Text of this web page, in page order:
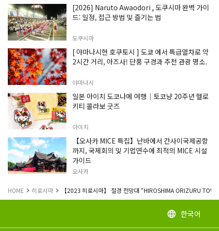
[2026] Naruto Awaodori , 도쿠시마 완벽 가이
드: 일정, 접근 방법 및 즐기는 법
도쿠시마
[ 야마나시현 호쿠토시 ] 도쿄 에서 특급열차로 약
2시간 거리, 아즈사! 단풍 구경과 추천 관광 명소.
야마나시
일본 아이치 도코나메 여행｜토코냥 20주년 헬로
키티 콜라보 굿즈
아이치
【오사카 MICE 특집】난바에서 간사이국제공항
까지, 국제회의 및 기업연수에 최적의 MICE 시설
가이드
오사카
HOME 히로시마 【2023 히로시마】 절경 전망대 “HIROSHIMA ORIZURU
language 한국어